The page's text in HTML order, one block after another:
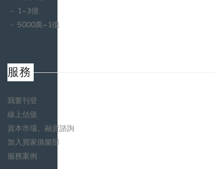
生命科學等的應用廣泛，預期MKS將會受惠於以下的成長
趨勢： 1. 網路數據的成長對資料儲存、資料分析的需求增
2017~2019年間，半導體廠商佔MKS的營收分別是
57%、55%與49%。MKS在半導體市場的客戶是半導體設
材料薄膜沈積在矽晶片上時的蝕刻、清潔、光刻與檢查
等。 2. 對以雷射技術的主的精密製造技術將會成長，由於
MKS的產品也應用於製造業如工業製造如PCB、玻璃鍍
膜、與用於Led、太陽能電池等電子產品的電子薄膜製
程，以及醫療器材、醫療成像、手術診斷，許多精密製造
1~3億
5000萬~1億
服務
我要刊登
線上估值
資本市場、融資諮詢
加入買家俱樂部
服務案例